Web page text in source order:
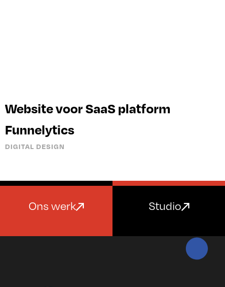
Website voor SaaS platform
Funnelytics
DIGITAL DESIGN
Ons werk Studio